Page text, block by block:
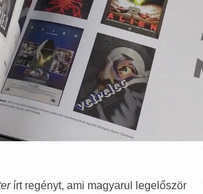
írt regényt, ami magyarul legelőször